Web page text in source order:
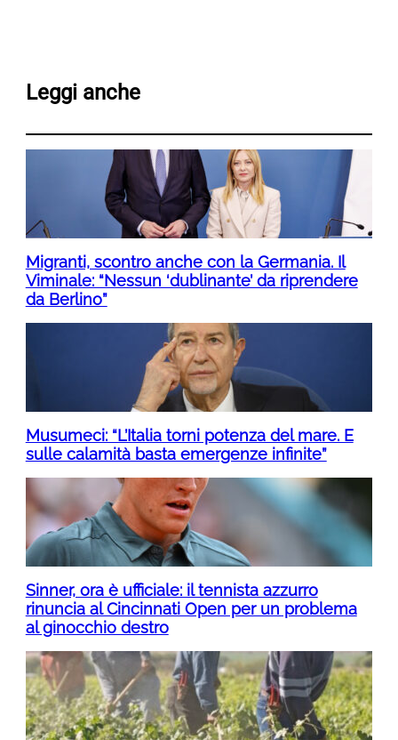
Leggi anche
Migranti, scontro anche con la Germania. Il
Viminale: “Nessun ‘dublinante’ da riprendere
da Berlino”
Musumeci: “L’Italia torni potenza del mare. E
sulle calamità basta emergenze infinite”
Sinner, ora è ufficiale: il tennista azzurro
rinuncia al Cincinnati Open per un problema
al ginocchio destro